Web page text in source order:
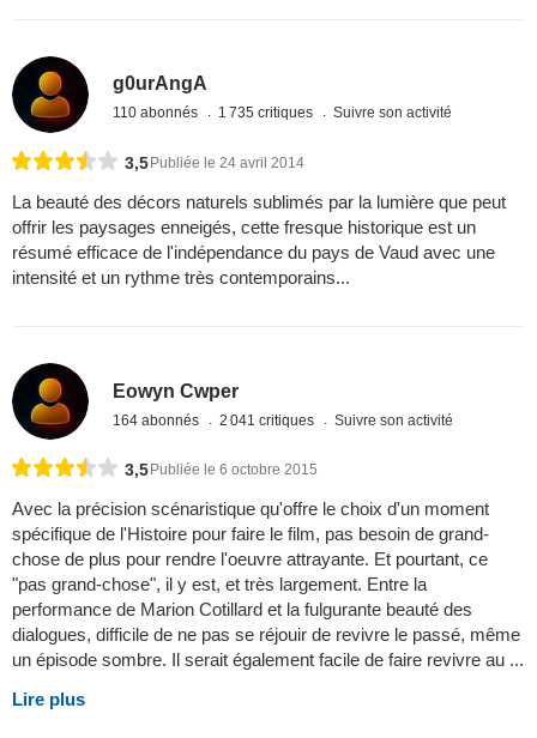
g0urAngA
110 abonnés 1 735 critiques Suivre son activité
3,5 Publiée le 24 avril 2014
La beauté des décors naturels sublimés par la lumière que peut
offrir les paysages enneigés, cette fresque historique est un
résumé efficace de l'indépendance du pays de Vaud avec une
intensité et un rythme très contemporains...
Eowyn Cwper
164 abonnés 2 041 critiques Suivre son activité
3,5 Publiée le 6 octobre 2015
Avec la précision scénaristique qu'offre le choix d'un moment
spécifique de l'Histoire pour faire le film, pas besoin de grand-
chose de plus pour rendre l'oeuvre attrayante. Et pourtant, ce
"pas grand-chose", il y est, et très largement. Entre la
performance de Marion Cotillard et la fulgurante beauté des
dialogues, difficile de ne pas se réjouir de revivre le passé, même
un épisode sombre. Il serait également facile de faire revivre au ...
Lire plus